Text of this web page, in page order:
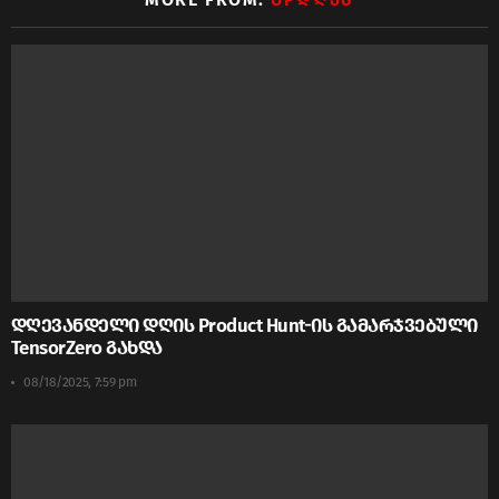
დღევანდელი დღის Product Hunt-ის გამარჯვებული
TensorZero გახდა
08/18/2025, 7:59 pm